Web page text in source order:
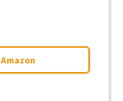
Amazon